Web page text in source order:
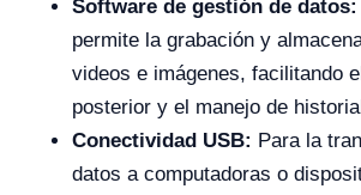
Software de gestión de datos:
permite la grabación y
videos e imágenes, facilitando
posterior y el manejo de
Conectividad USB: Para la
datos a computadoras o